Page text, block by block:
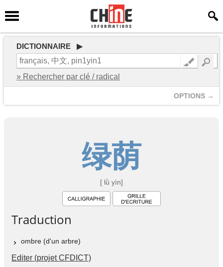
DICTIONNAIRE ▶
» Rechercher par clé / radical
OPTIONS →
绿荫
[ lǜ yìn]
Traduction
ombre (d'un arbre)
Editer (projet CFDICT)